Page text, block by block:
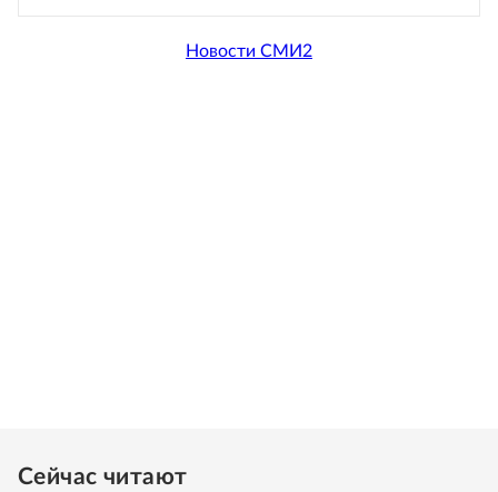
Новости СМИ2
Сейчас читают